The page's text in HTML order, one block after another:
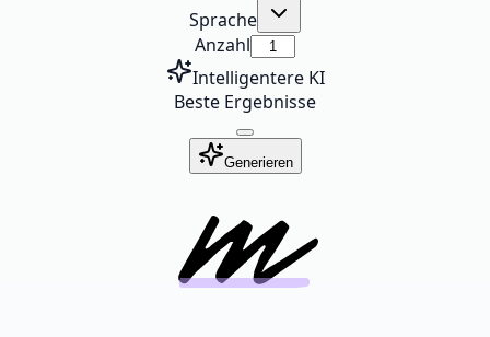
Sprache
Anzahl
Intelligentere KI
Beste Ergebnisse
Generieren